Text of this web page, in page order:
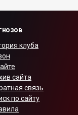
клуба
сайта
связь
по сайту